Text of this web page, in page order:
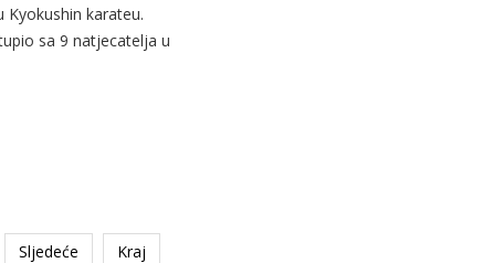
Kyokushin karateu.
sa 9 natjecatelja u
Sljedeće Kraj